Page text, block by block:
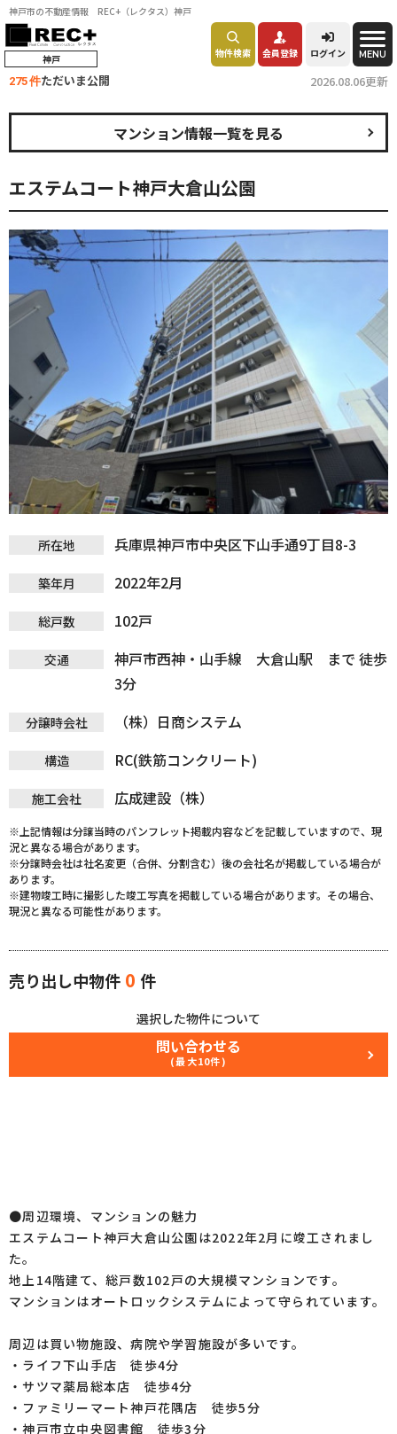
神戸市の不動産情報 REC+（レクタス）神戸
神戸 物件検索 会員登録 ログイン MENU
275 件ただいま公開 2026.08.06更新
エステムコート神戸大倉山公園
マンション情報一覧を見る
所在地 兵庫県神戸市中央区下山手通9丁目8-3
築年月 2022年2月
総戸数 102戸
交通
神戸市西神・山手線 大倉山駅 まで 徒歩
3分
分譲時会社 （株）日商システム
構造 RC(鉄筋コンクリート)
施工会社 広成建設（株）
※上記情報は分譲当時のパンフレット掲載内容などを記載していますので、現
況と異なる場合があります。
※分譲時会社は社名変更（合併、分割含む）後の会社名が掲載している場合が
あります。
※建物竣工時に撮影した竣工写真を掲載している場合があります。その場合、
現況と異なる可能性があります。
売り出し中物件 0 件
選択した物件について
問い合わせる
(最大10件)
●周辺環境、マンションの魅力
エステムコート神戸大倉山公園は2022年2月に竣工されまし
た。
地上14階建て、総戸数102戸の大規模マンションです。
マンションはオートロックシステムによって守られています。
周辺は買い物施設、病院や学習施設が多いです。
・ライフ下山手店 徒歩4分
・サツマ薬局総本店 徒歩4分
・ファミリーマート神戸花隅店 徒歩5分
・神戸市立中央図書館 徒歩3分